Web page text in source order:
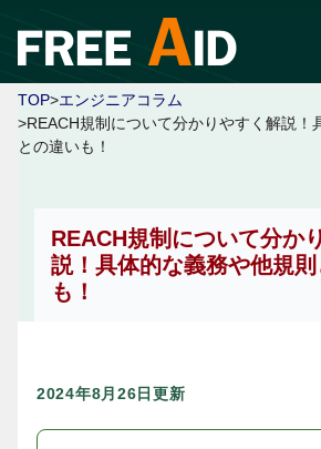
TOP>エンジニアコラム
>REACH規制について分かりやすく解説！
との違いも！
REACH規制について分か
説！具体的な義務や他規
も！
2024年8月26日更新